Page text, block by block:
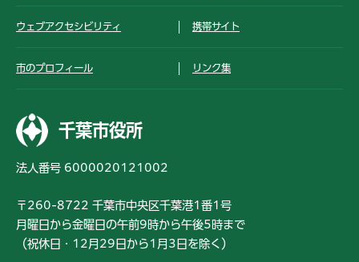
ウェブアクセシビリティ 携帯サイト
市のプロフィール リンク集
千葉市役所
法人番号 6000020121002
〒260-8722 千葉市中央区千葉港1番1号
月曜日から金曜日の午前9時から午後5時まで
（祝休日・12月29日から1月3日を除く）